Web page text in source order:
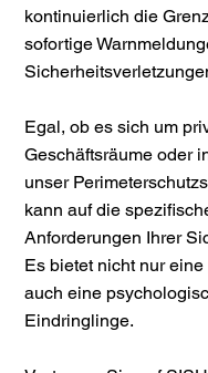
kontinuierlich die
sofortige
Egal, ob es sich um
Geschäftsräume oder
unser
kann auf die
Anforderungen Ihrer
Es bietet nicht nur
auch eine
Eindringlinge.